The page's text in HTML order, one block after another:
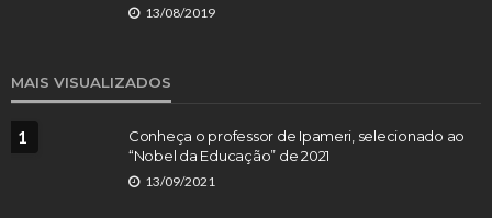
13/08/2019
MAIS VISUALIZADOS
1
Conheça o professor de Ipameri, selecionado ao
“Nobel da Educação” de 2021
13/09/2021